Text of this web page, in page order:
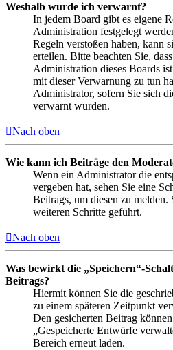
Weshalb wurde ich verwarnt?
In jedem Board gibt es eigene
Administration festgelegt
Regeln verstoßen haben, kann
erteilen. Bitte beachten Sie,
Administration dieses Boards
mit dieser Verwarnung zu tun
Administrator, sofern Sie sich
verwarnt wurden.
Nach oben
Wie kann ich Beiträge den
Wenn ein Administrator die
vergeben hat, sehen Sie eine
Beitrags, um diesen zu
weiteren Schritte geführt.
Nach oben
Was bewirkt die „Speichern“-
Beitrags?
Hiermit können Sie die
zu einem späteren Zeitpunkt
Den gesicherten Beitrag
„Gespeicherte Entwürfe
Bereich erneut laden.